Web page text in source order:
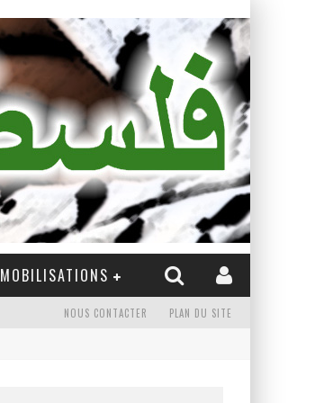
MOBILISATIONS
NOUS CONTACTER PLAN DU SITE